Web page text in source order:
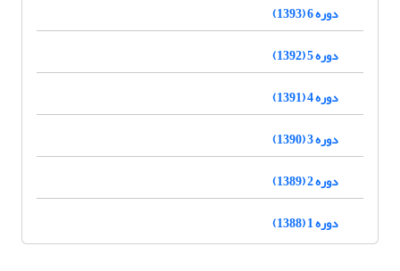
دوره 6 (1393)
دوره 5 (1392)
دوره 4 (1391)
دوره 3 (1390)
دوره 2 (1389)
دوره 1 (1388)